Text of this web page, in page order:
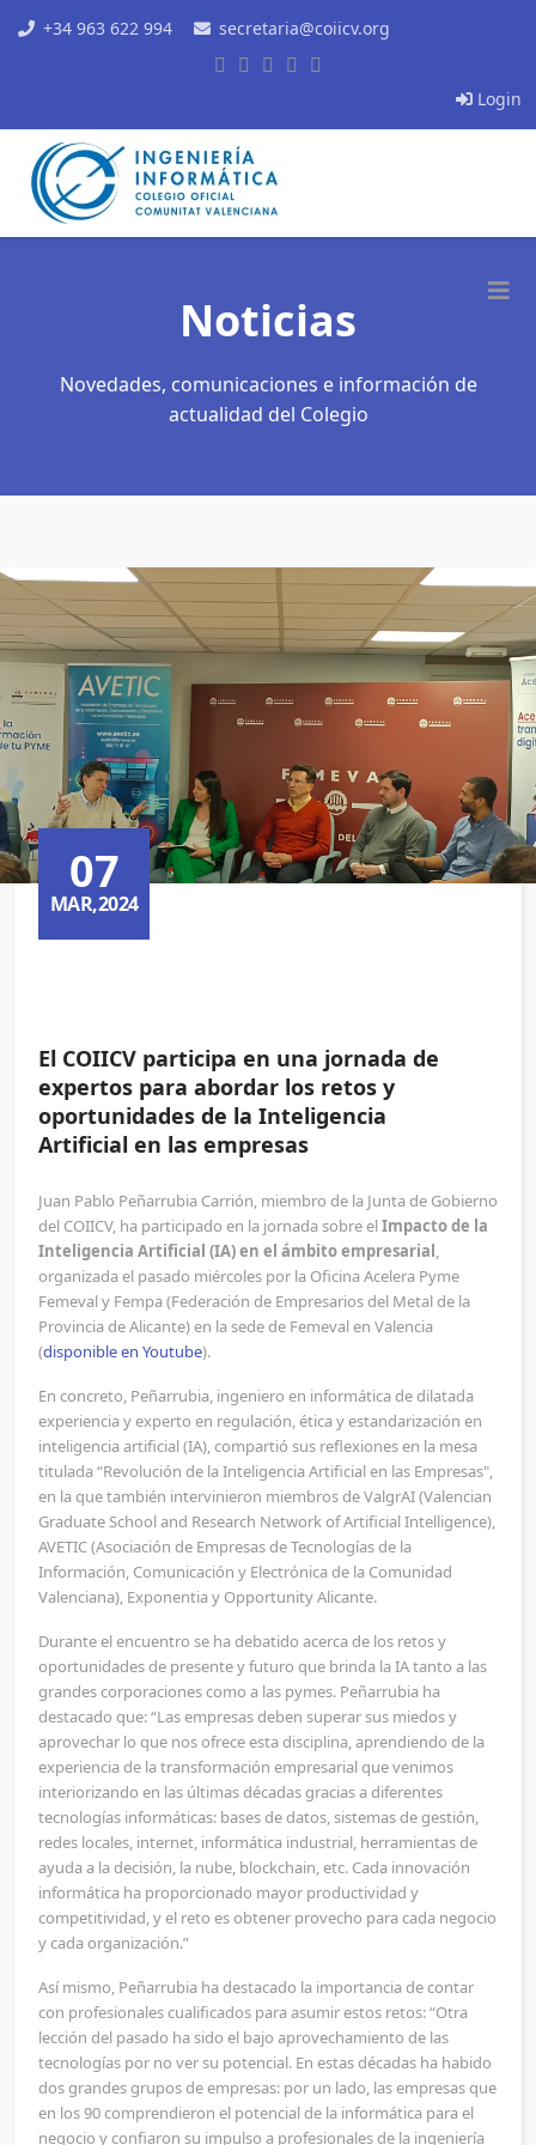
+34 963 622 994 secretaria@coiicv.org
Login
Noticias
Novedades, comunicaciones e información de
actualidad del Colegio
07
MAR,2024
El COIICV participa en una jornada de
expertos para abordar los retos y
oportunidades de la Inteligencia
Artificial en las empresas
Juan Pablo Peñarrubia Carrión, miembro de la Junta de Gobierno
del COIICV, ha participado en la jornada sobre elImpacto de la
Inteligencia Artificial (IA) en el ámbito empresarial
organizada el pasado miércoles por la Oficina Acelera Pyme
Femeval y Fempa (Federación de Empresarios del Metal de la
Provincia de Alicante) en la sede de Femeval en Valencia
(disponible en Youtube).
En concreto, Peñarrubia, ingeniero en informática de dilatada
experiencia y experto en regulación, ética y estandarización en
inteligencia artificial (IA), compartió sus reflexiones en la mesa
titulada “Revolución de la Inteligencia Artificial en las Empresas",
en la que también intervinieron miembros de ValgrAI (Valencian
Graduate School and Research Network of Artificial Intelligence),
AVETIC (Asociación de Empresas de Tecnologías de la
Información, Comunicación y Electrónica de la Comunidad
Valenciana), Exponentia y Opportunity Alicante.
Durante el encuentro se ha debatido acerca de los retos y
oportunidades de presente y futuro que brinda la IA tanto a las
grandes corporaciones como a las pymes. Peñarrubia ha
destacado que: “Las empresas deben superar sus miedos y
aprovechar lo que nos ofrece esta disciplina, aprendiendo de la
experiencia de la transformación empresarial que venimos
interiorizando en las últimas décadas gracias a diferentes
tecnologías informáticas: bases de datos, sistemas de gestión,
redes locales, internet, informática industrial, herramientas de
ayuda a la decisión, la nube, blockchain, etc. Cada innovación
informática ha proporcionado mayor productividad y
competitividad, y el reto es obtener provecho para cada negocio
y cada organización.”
Así mismo, Peñarrubia ha destacado la importancia de contar
con profesionales cualificados para asumir estos retos: “Otra
lección del pasado ha sido el bajo aprovechamiento de las
tecnologías por no ver su potencial. En estas décadas ha habido
dos grandes grupos de empresas: por un lado, las empresas que
en los 90 comprendieron el potencial de la informática para el
negocio y confiaron su impulso a profesionales de la ingeniería